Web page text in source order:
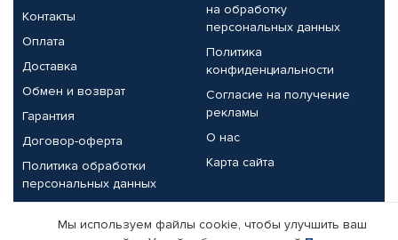
Контакты
Оплата
Доставка
Обмен и возврат
Гарантия
Договор-оферта
Политика обработки
персональных данных
на обработку
персональных данных
Политика
конфиденциальности
Согласие на получение
рекламы
О нас
Карта сайта
Партнерам
Мы используем файлы cookie, чтобы улучшить ваш